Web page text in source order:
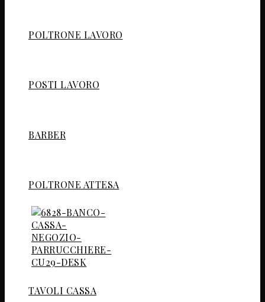
POLTRONE LAVORO
POSTI LAVORO
BARBER
POLTRONE ATTESA
TAVOLI CASSA